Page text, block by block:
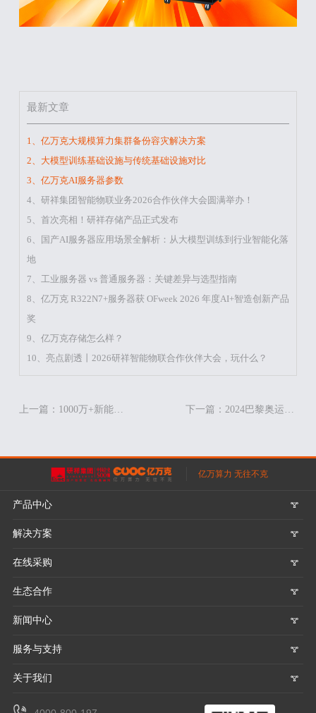
最新文章
1、亿万克大规模算力集群备份容灾解决方案
2、大模型训练基础设施与传统基础设施对比
3、亿万克AI服务器参数
4、研祥集团智能物联业务2026合作伙伴大会圆满举办！
5、首次亮相！研祥存储产品正式发布
6、国产AI服务器应用场景全解析：从大模型训练到行业智能化落
地
7、工业服务器 vs 普通服务器：关键差异与选型指南
8、亿万克 R322N7+服务器获 OFweek 2026 年度AI+智造创新产品
奖
9、亿万克存储怎么样？
10、亮点剧透丨2026研祥智能物联合作伙伴大会，玩什么？
上一篇：1000万+新能源充电桩，如何保障数据安全？ 下一篇：2024巴黎奥运会，你看直播了吗？
亿万算力 无往不克
产品中心 𐃮
解决方案 𐃮
在线采购 𐃮
生态合作 𐃮
新闻中心 𐃮
服务与支持 𐃮
关于我们 𐃮